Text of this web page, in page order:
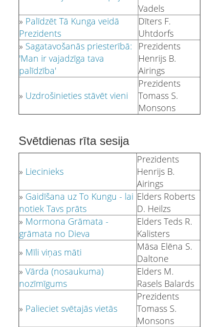
Vadels
» Palīdzēt Tā Kunga veidā
Prezidents
Dīters F.
Uhtdorfs
» Sagatavošanās priesterībā:
'Man ir vajadzīga tava
palīdzība'
Prezidents
Henrijs B.
Airings
» Uzdrošinieties stāvēt vieni
Prezidents
Tomass S.
Monsons
Svētdienas rīta sesija
» Liecinieks
Prezidents
Henrijs B.
Airings
» Gaidīšana uz To Kungu - lai
notiek Tavs prāts
Elders Roberts
D. Heilzs
» Mormona Grāmata -
grāmata no Dieva
Elders Teds R.
Kalisters
» Mīli viņas māti
Māsa Elēna S.
Daltone
» Vārda (nosaukuma)
nozīmīgums
Elders M.
Rasels Balards
» Palieciet svētajās vietās
Prezidents
Tomass S.
Monsons